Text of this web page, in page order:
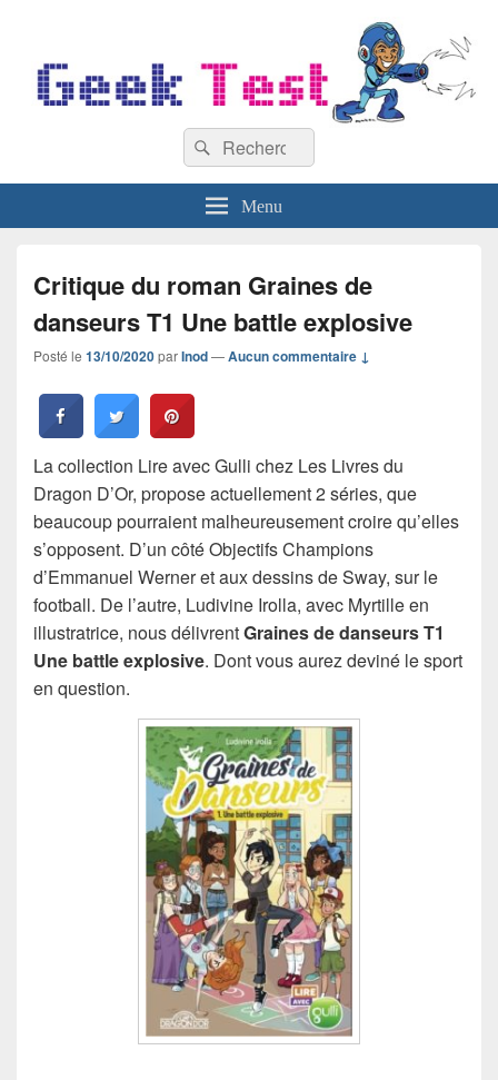
Recherche :
Rechercher
Menu
Critique du roman Graines de
danseurs T1 Une battle explosive
Posté le 13/10/2020parInod—Aucun commentaire ↓
La collection Lire avec Gulli chez Les Livres du
Dragon D’Or, propose actuellement 2 séries, que
beaucoup pourraient malheureusement croire qu’elles
s’opposent. D’un côté Objectifs Champions
d’Emmanuel Werner et aux dessins de Sway, sur le
football. De l’autre, Ludivine Irolla, avec Myrtille en
illustratrice, nous délivrentGraines de danseurs T1
Une battle explosive. Dont vous aurez deviné le sport
en question.